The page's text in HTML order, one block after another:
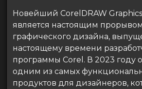
Новейший CorelDRAW
является настоящим
графического дизайна,
настоящему времени
программы Corel. В 2023 году
одним из самых
продуктов для дизайнеров,